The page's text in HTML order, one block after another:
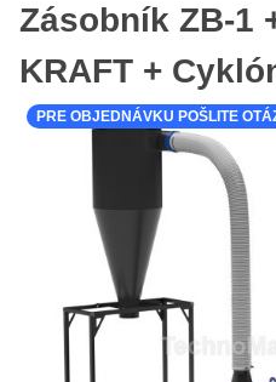
Zásobník ZB‑1
KRAFT +
PRE OBJEDNÁVKU POŠLITE